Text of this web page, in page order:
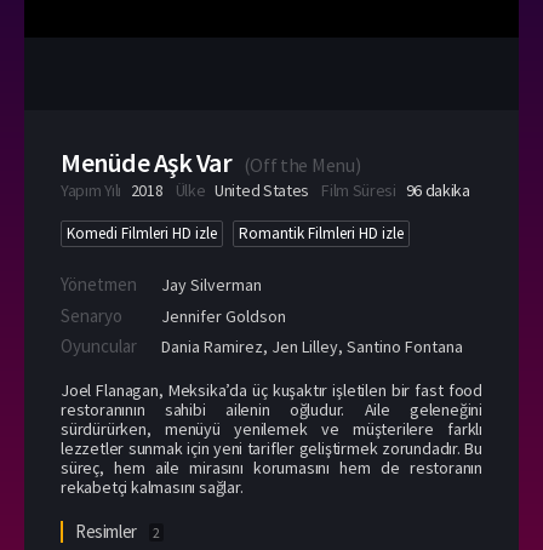
Menüde Aşk Var (Off the Menu)
Yapım Yılı 2018 Ülke United States Film Süresi 96 dakika
Komedi Filmleri HD izle Romantik Filmleri HD izle
Yönetmen Jay Silverman
Senaryo Jennifer Goldson
Oyuncular Dania Ramirez, Jen Lilley, Santino Fontana
Joel Flanagan, Meksika’da üç kuşaktır işletilen bir fast food
restoranının sahibi ailenin oğludur. Aile geleneğini
sürdürürken, menüyü yenilemek ve müşterilere farklı
lezzetler sunmak için yeni tarifler geliştirmek zorundadır. Bu
süreç, hem aile mirasını korumasını hem de restoranın
rekabetçi kalmasını sağlar.
Resimler 2